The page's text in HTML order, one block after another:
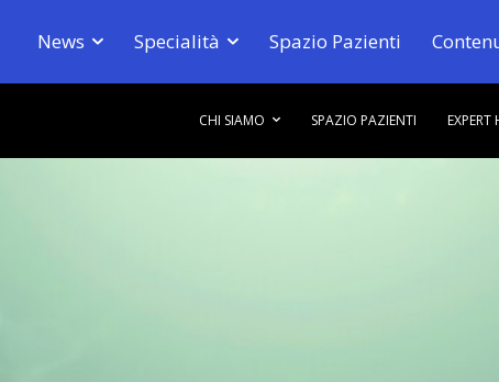
News Specialità Spazio Pazienti
CHI SIAMO SPAZIO PAZIENTI EXPERT